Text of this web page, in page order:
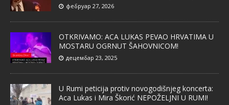
фебруар 27, 2026
OTKRIVAMO: ACA LUKAS PEVAO HRVATIMA U
MOSTARU OGRNUT ŠAHOVNICOM!
децембар 23, 2025
U Rumi peticija protiv novogodišnjeg koncerta:
Aca Lukas i Mira Škorić NEPOŽELJNI U RUMI!